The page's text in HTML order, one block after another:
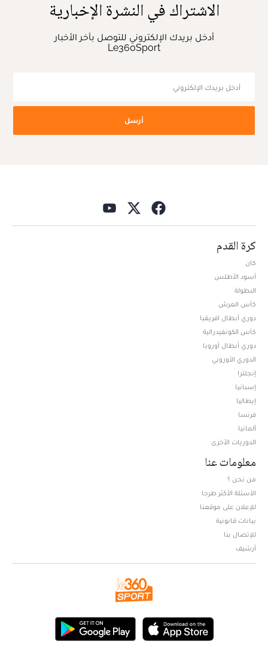
الاشتراك في النشرة الإخبارية
أدخل بريدك الإلكتروني للتوصل بآخر الأخبار
Le360Sport
أرسل
كرة القدم
كان
أسود الأطلس
البطولة
كأس العرش
دوري أبطال افريقيا
كأس الكونفيدرالية
دوري أبطال أوروبا
الدوري الأوروبي
إنجلترا
إسبانيا
إيطاليا
فرنسا
ألمانيا
الدوريات الأخرى
معلومات عنا
من نحن ؟
الأسئلة الأكثر طرحا
للإعلان على موقعنا
بيانات قانونية
للإتصال بنا
أرشيف